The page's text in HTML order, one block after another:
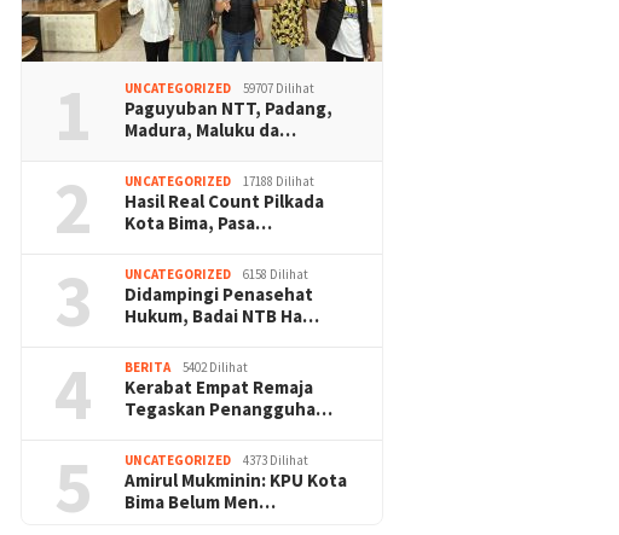
1 UNCATEGORIZED 59707 Dilihat
Paguyuban NTT, Padang,
Madura, Maluku da…
2 UNCATEGORIZED 17188 Dilihat
Hasil Real Count Pilkada
Kota Bima, Pasa…
3 UNCATEGORIZED 6158 Dilihat
Didampingi Penasehat
Hukum, Badai NTB Ha…
4 BERITA 5402 Dilihat
Kerabat Empat Remaja
Tegaskan Penangguha…
5 UNCATEGORIZED 4373 Dilihat
Amirul Mukminin: KPU Kota
Bima Belum Men…